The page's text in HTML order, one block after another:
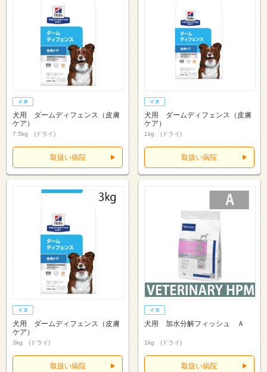
犬用 ダームディフェンス（皮膚
ケア）
7.5kg (ドライ)
取扱い病院
犬用 ダームディフェンス（皮膚
ケア）
1kg (ドライ)
取扱い病院
犬用 ダームディフェンス（皮膚
ケア）
3kg (ドライ)
取扱い病院
犬用 加水分解フィッシュ Ａ
1kg (ドライ)
取扱い病院